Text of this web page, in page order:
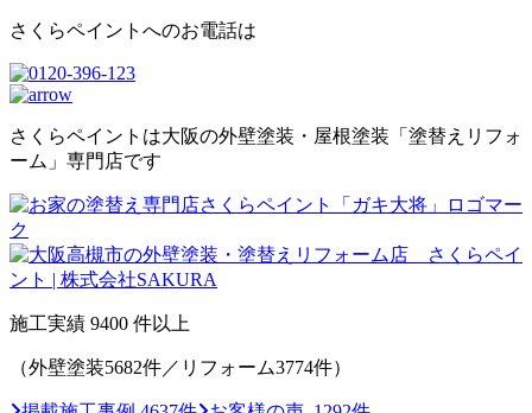
さくらペイントへのお電話は
さくらペイントは大阪の外壁塗装・屋根塗装「塗替えリフォ
ーム」専門店です
施工実績 9400 件以上
（外壁塗装5682件／リフォーム3774件）